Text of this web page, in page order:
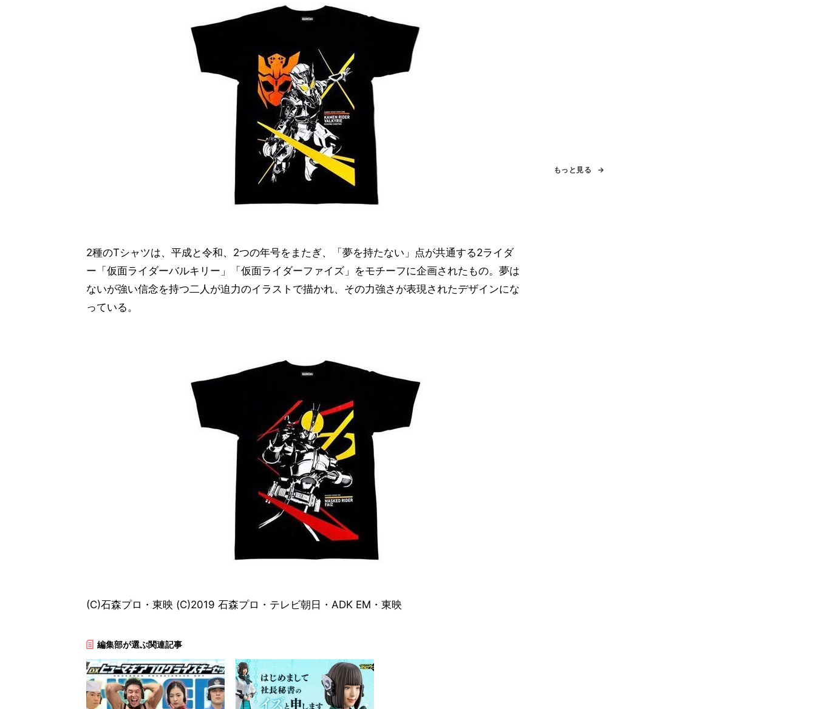
2種のTシャツは、平成と令和、2つの年号をまたぎ、「夢を持たない」点が共通する2ライダ
ー「仮面ライダーバルキリー」「仮面ライダーファイズ」をモチーフに企画されたもの。夢は
ないが強い信念を持つ二人が迫力のイラストで描かれ、その力強さが表現されたデザインにな
っている。
(C)石森プロ・東映 (C)2019 石森プロ・テレビ朝日・ADK EM・東映
編集部が選ぶ関連記事
もっと見る